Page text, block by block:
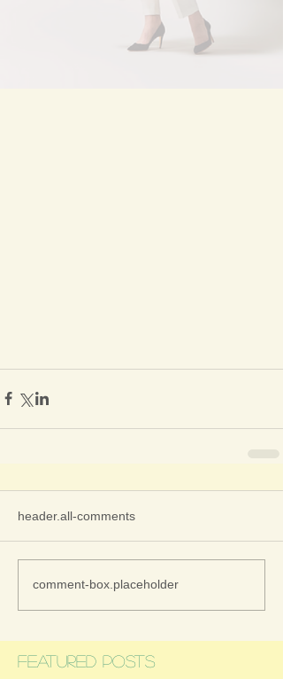
header.all-comments
comment-box.placeholder
Featured Posts